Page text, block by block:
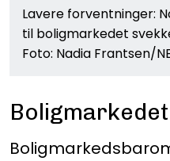
Lavere forventninger:
til boligmarkedet
Foto: Nadia Frantsen/